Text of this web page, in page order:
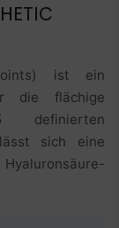
ist ein
die flächige
sich eine